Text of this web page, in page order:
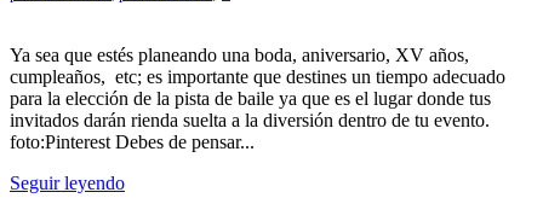
Ya sea que estés planeando una boda, aniversario, XV años,
cumpleaños, etc; es importante que destines un tiempo adecuado
para la elección de la pista de baile ya que es el lugar donde tus
invitados darán rienda suelta a la diversión dentro de tu evento.
foto:Pinterest Debes de pensar...
Seguir leyendo